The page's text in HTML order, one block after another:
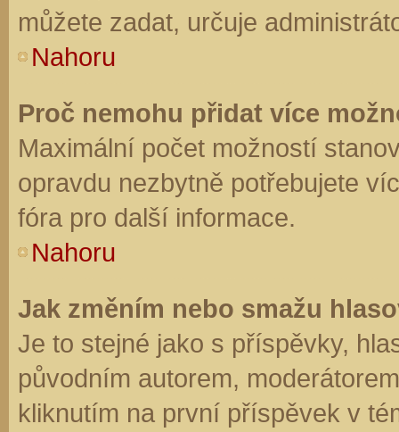
můžete zadat, určuje
Nahoru
Proč nemohu přidat více
Maximální počet možností
opravdu nezbytně potřebujete
fóra pro další informace.
Nahoru
Jak změním nebo smažu
Je to stejné jako s příspěvky,
původním autorem,
kliknutím na první příspěvek v